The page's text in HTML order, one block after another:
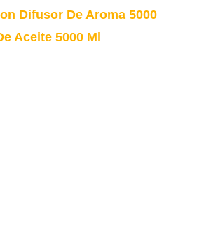
Difusor De Aroma 5000
Aceite 5000 Ml